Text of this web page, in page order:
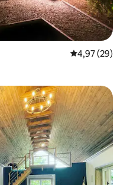
Évaluation
4,97 (29)